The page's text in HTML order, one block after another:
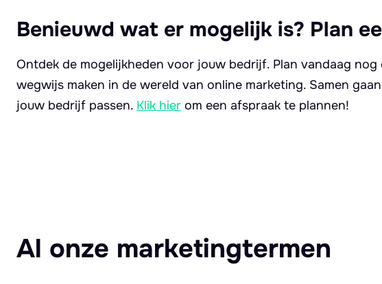
Benieuwd wat er mogelijk is? Plan
Ontdek de mogelijkheden voor jouw bedrijf. Plan vandaag
wegwijs maken in de wereld van online marketing. Samen
jouw bedrijf passen. Klik hier om een afspraak te plannen!
Al onze marketingtermen